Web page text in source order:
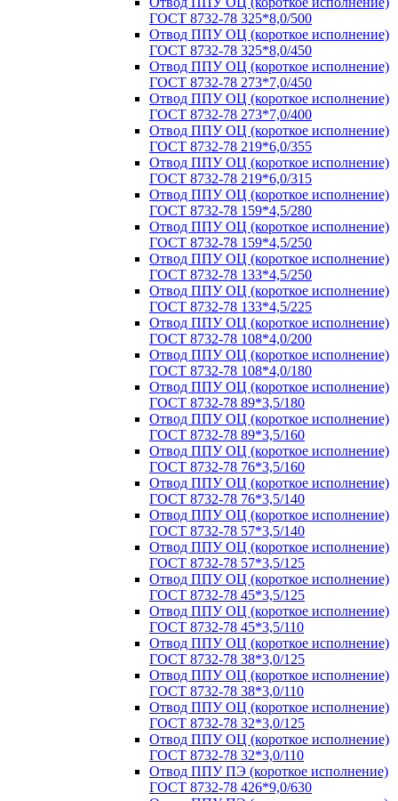
ГОСТ 8732-78 325*8,0/500
Отвод ППУ ОЦ (короткое исполнение)
ГОСТ 8732-78 325*8,0/450
Отвод ППУ ОЦ (короткое исполнение)
ГОСТ 8732-78 273*7,0/450
Отвод ППУ ОЦ (короткое исполнение)
ГОСТ 8732-78 273*7,0/400
Отвод ППУ ОЦ (короткое исполнение)
ГОСТ 8732-78 219*6,0/355
Отвод ППУ ОЦ (короткое исполнение)
ГОСТ 8732-78 219*6,0/315
Отвод ППУ ОЦ (короткое исполнение)
ГОСТ 8732-78 159*4,5/280
Отвод ППУ ОЦ (короткое исполнение)
ГОСТ 8732-78 159*4,5/250
Отвод ППУ ОЦ (короткое исполнение)
ГОСТ 8732-78 133*4,5/250
Отвод ППУ ОЦ (короткое исполнение)
ГОСТ 8732-78 133*4,5/225
Отвод ППУ ОЦ (короткое исполнение)
ГОСТ 8732-78 108*4,0/200
Отвод ППУ ОЦ (короткое исполнение)
ГОСТ 8732-78 108*4,0/180
Отвод ППУ ОЦ (короткое исполнение)
ГОСТ 8732-78 89*3,5/180
Отвод ППУ ОЦ (короткое исполнение)
ГОСТ 8732-78 89*3,5/160
Отвод ППУ ОЦ (короткое исполнение)
ГОСТ 8732-78 76*3,5/160
Отвод ППУ ОЦ (короткое исполнение)
ГОСТ 8732-78 76*3,5/140
Отвод ППУ ОЦ (короткое исполнение)
ГОСТ 8732-78 57*3,5/140
Отвод ППУ ОЦ (короткое исполнение)
ГОСТ 8732-78 57*3,5/125
Отвод ППУ ОЦ (короткое исполнение)
ГОСТ 8732-78 45*3,5/125
Отвод ППУ ОЦ (короткое исполнение)
ГОСТ 8732-78 45*3,5/110
Отвод ППУ ОЦ (короткое исполнение)
ГОСТ 8732-78 38*3,0/125
Отвод ППУ ОЦ (короткое исполнение)
ГОСТ 8732-78 38*3,0/110
Отвод ППУ ОЦ (короткое исполнение)
ГОСТ 8732-78 32*3,0/125
Отвод ППУ ОЦ (короткое исполнение)
ГОСТ 8732-78 32*3,0/110
Отвод ППУ ПЭ (короткое исполнение)
ГОСТ 8732-78 426*9,0/630